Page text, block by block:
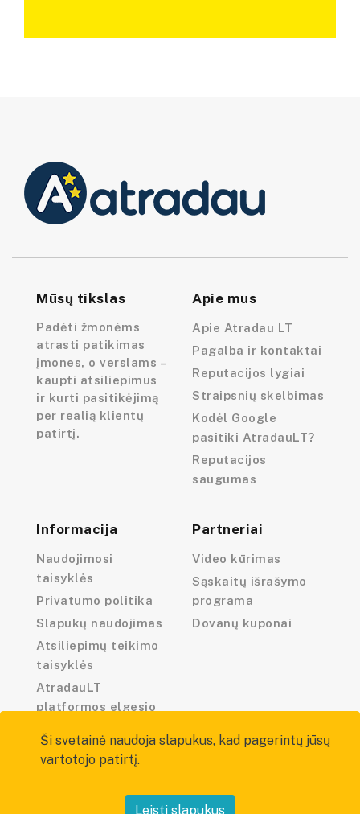
Mūsų tikslas
Padėti žmonėms
atrasti patikimas
įmones, o verslams –
kaupti atsiliepimus
ir kurti pasitikėjimą
per realią klientų
patirtį.
Apie mus
Apie Atradau LT
Pagalba ir kontaktai
Reputacijos lygiai
Straipsnių skelbimas
Kodėl Google
pasitiki AtradauLT?
Reputacijos
saugumas
Informacija
Naudojimosi
taisyklės
Privatumo politika
Slapukų naudojimas
Atsiliepimų teikimo
taisyklės
AtradauLT
platformos elgesio
Partneriai
Video kūrimas
Sąskaitų išrašymo
programa
Dovanų kuponai
Ši svetainė naudoja slapukus, kad pagerintų jūsų
vartotojo patirtį.
Leisti slapukus